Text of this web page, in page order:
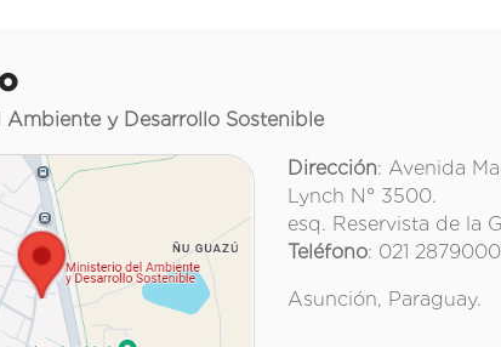
Ambiente y Desarrollo Sostenible
Dirección: Avenida
Lynch N° 3500.
esq. Reservista de la
Teléfono: 021 2879000
Asunción, Paraguay.